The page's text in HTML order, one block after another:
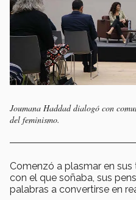
Joumana Haddad dialogó con
del feminismo.
Comenzó a plasmar en
con el que soñaba, sus
palabras a convertirse en